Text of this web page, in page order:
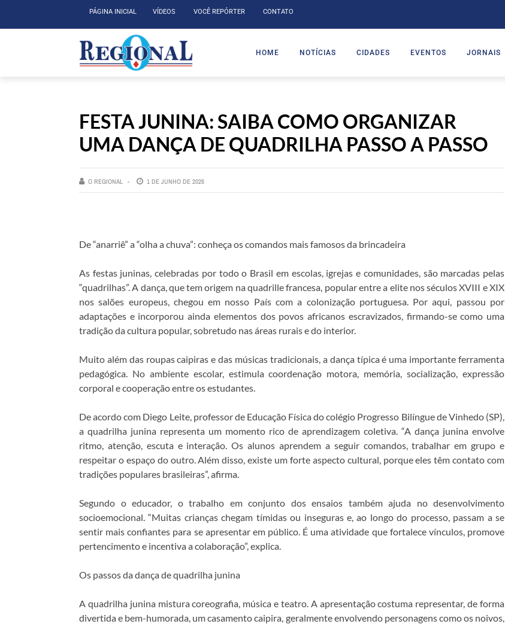
PÁGINA INICIAL VÍDEOS VOCÊ REPÓRTER CONTATO
HOME NOTÍCIAS CIDADES EVENTOS JORNAIS
FESTA JUNINA: SAIBA COMO ORGANIZAR
UMA DANÇA DE QUADRILHA PASSO A PASSO
O REGIONAL 1 DE JUNHO DE 2026
De “anarriê” a “olha a chuva”: conheça os comandos mais famosos da brincadeira
As festas juninas, celebradas por todo o Brasil em escolas, igrejas e comunidades, são marcadas pelas
“quadrilhas”. A dança, que tem origem na quadrille francesa, popular entre a elite nos séculos XVIII e XIX
nos salões europeus, chegou em nosso País com a colonização portuguesa. Por aqui, passou por
adaptações e incorporou ainda elementos dos povos africanos escravizados, firmando-se como uma
tradição da cultura popular, sobretudo nas áreas rurais e do interior.
Muito além das roupas caipiras e das músicas tradicionais, a dança típica é uma importante ferramenta
pedagógica. No ambiente escolar, estimula coordenação motora, memória, socialização, expressão
corporal e cooperação entre os estudantes.
De acordo com Diego Leite, professor de Educação Física do colégio Progresso Bilíngue de Vinhedo (SP),
a quadrilha junina representa um momento rico de aprendizagem coletiva. “A dança junina envolve
ritmo, atenção, escuta e interação. Os alunos aprendem a seguir comandos, trabalhar em grupo e
respeitar o espaço do outro. Além disso, existe um forte aspecto cultural, porque eles têm contato com
tradições populares brasileiras”, afirma.
Segundo o educador, o trabalho em conjunto dos ensaios também ajuda no desenvolvimento
socioemocional. “Muitas crianças chegam tímidas ou inseguras e, ao longo do processo, passam a se
sentir mais confiantes para se apresentar em público. É uma atividade que fortalece vínculos, promove
pertencimento e incentiva a colaboração”, explica.
Os passos da dança de quadrilha junina
A quadrilha junina mistura coreografia, música e teatro. A apresentação costuma representar, de forma
divertida e bem-humorada, um casamento caipira, geralmente envolvendo personagens como os noivos,